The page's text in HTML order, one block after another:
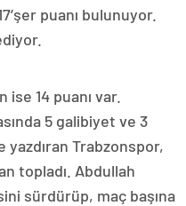
puanı bulunuyor.
ise 14 puanı var.
5 galibiyet ve 3
yazdıran Trabzonspor,
topladı. Abdullah
sürdürüp, maç başına